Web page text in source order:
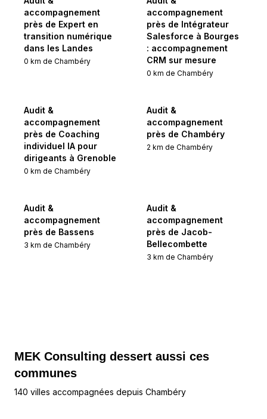
accompagnement
près de Expert en
transition numérique
dans les Landes
0 km de Chambéry
accompagnement
près de Intégrateur
Salesforce à Bourges
: accompagnement
CRM sur mesure
0 km de Chambéry
Audit &
accompagnement
près de Coaching
individuel IA pour
dirigeants à Grenoble
0 km de Chambéry
Audit &
accompagnement
près de Chambéry
2 km de Chambéry
Audit &
accompagnement
près de Bassens
3 km de Chambéry
Audit &
accompagnement
près de Jacob-
Bellecombette
3 km de Chambéry
MEK Consulting dessert aussi ces
communes
140 villes accompagnées depuis Chambéry